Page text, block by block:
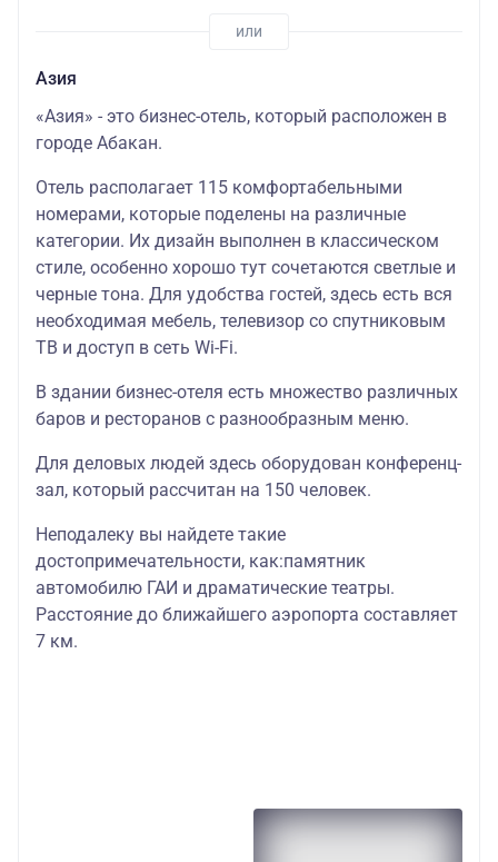
Азия
«Азия» - это бизнес-отель, который расположен в
городе Абакан.
Отель располагает 115 комфортабельными
номерами, которые поделены на различные
категории. Их дизайн выполнен в классическом
стиле, особенно хорошо тут сочетаются светлые и
черные тона. Для удобства гостей, здесь есть вся
необходимая мебель, телевизор со спутниковым
ТВ и доступ в сеть Wi-Fi.
В здании бизнес-отеля есть множество различных
баров и ресторанов с разнообразным меню.
Для деловых людей здесь оборудован конференц-
зал, который рассчитан на 150 человек.
Неподалеку вы найдете такие
достопримечательности, как:памятник
автомобилю ГАИ и драматические театры.
Расстояние до ближайшего аэропорта составляет
7 км.